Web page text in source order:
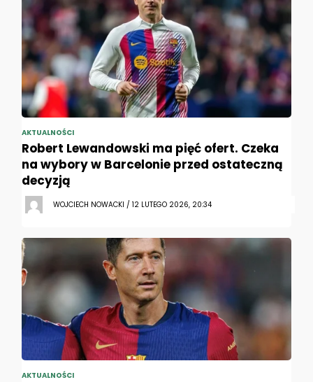
AKTUALNOŚCI
Robert Lewandowski ma pięć ofert. Czeka
na wybory w Barcelonie przed ostateczną
decyzją
WOJCIECH NOWACKI / 12 LUTEGO 2026, 20:34
AKTUALNOŚCI